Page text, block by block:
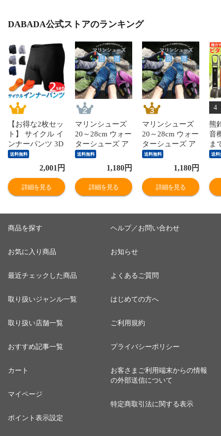
DABADA公式ストアのランキング
【お得な2枚セッ
ト】 サイクル イ
ンナーパンツ 3D
ゲルパッド付き
インナーウェア
レーパン レーサ
ーパンツ サイク
ルウェア サイク
ズ レディース 無
地 メール便 送料
無料 在庫処分品
送料無料
2,001 円
詳細を見る
マリンシューズ
20～28cm ウォー
ターシューズ ア
クアシューズ ビ
ーチシューズ 水
陸両用シューズ
シュノーケリン
グ 速乾 フィット
量 子供用 大人用
ス キッズ ユニセ
遊び 川遊び 滑ら
おすすめ おしゃ
送料無料
1,180円
詳細を見る
マリンシューズ
20～28cm ウォー
ターシューズ ア
クアシューズ ビ
ーチシューズ 水
陸両用シューズ
シュノーケリン
グ 速乾 フィット
量 子供用 大人用
メンズ レディー
ス キッズ ユニセ
おすすめ おしゃ
送料無料
1,180円
詳細を見る
4
熊
音
ま
な
音
ナ
通
送料
商品を探す
お気に入り商品
最近チェックした商品
取り扱いジャンル一覧
取り扱い店舗一覧
おすすめ記事一覧
カート
マイページ
ポイント表示設定
ヘルプ／お問い合わせ
お知らせ
よくあるご質問
はじめての方へ
ご利用規約
プライバシーポリシー
お客さまご利用端末からの情報
の外部送信について
特定商取引法に関する表示